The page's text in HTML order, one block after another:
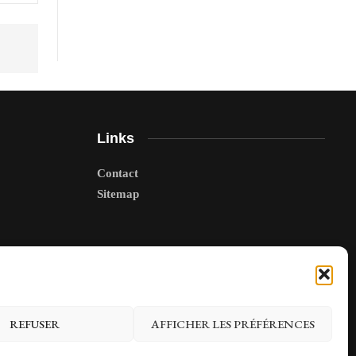
REFUSER AFFICHER LES PRÉFÉRENCES
Links
Contact
Sitemap